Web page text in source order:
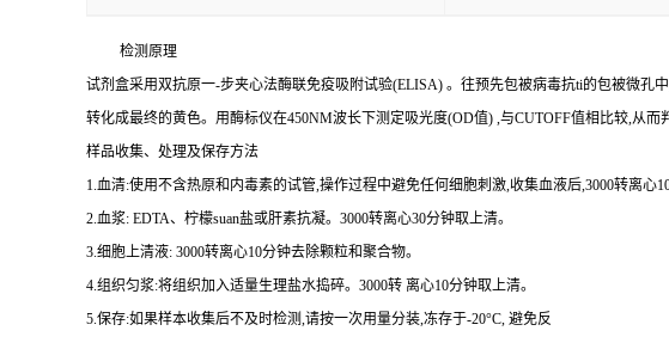
检测原理
试剂盒采用双抗原一-步夹心法酶联免疫吸附试验(ELISA) 。往预先包被病毒抗ti的包被微孔
转化成最终的黄色。用酶标仪在450NM波长下测定吸光度(OD值) ,与CUTOFF值相比较,从而
样品收集、处理及保存方法
1.血清:使用不含热原和内毒素的试管,操作过程中避免任何细胞刺激,收集血液后,3000转离心
2.血浆: EDTA、柠檬suan盐或肝素抗凝。 3000转离心30分钟取上清。
3.细胞上清液: 3000转离心10分钟去除颗粒和聚合物。
4.组织匀浆:将组织加入适量生理盐水捣碎。 3000转 离心10分钟取上清。
5.保存:如果样本收集后不及时检测,请按一次用量分装,冻存于-20°C, 避免反